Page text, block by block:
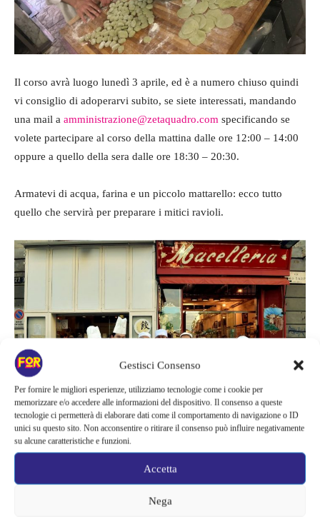
Gestisci Consenso
Per fornire le migliori esperienze, utilizziamo tecnologie come i cookie per
memorizzare e/o accedere alle informazioni del dispositivo. Il consenso a queste
tecnologie ci permetterà di elaborare dati come il comportamento di navigazione o ID
unici su questo sito. Non acconsentire o ritirare il consenso può influire negativamente
su alcune caratteristiche e funzioni.
Accetta
Nega
Il corso avrà luogo lunedì 3 aprile, ed è a numero chiuso quindi
vi consiglio di adoperarvi subito, se siete interessati, mandando
una mail a amministrazione@zetaquadro.com specificando se
volete partecipare al corso della mattina dalle ore 12:00 – 14:00
oppure a quello della sera dalle ore 18:30 – 20:30.
Armatevi di acqua, farina e un piccolo mattarello: ecco tutto
quello che servirà per preparare i mitici ravioli.
La Ravioleria Sarpi